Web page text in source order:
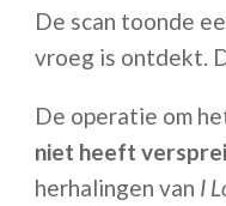
De scan toonde
vroeg is ontdekt.
De operatie om
niet heeft
herhalingen van I